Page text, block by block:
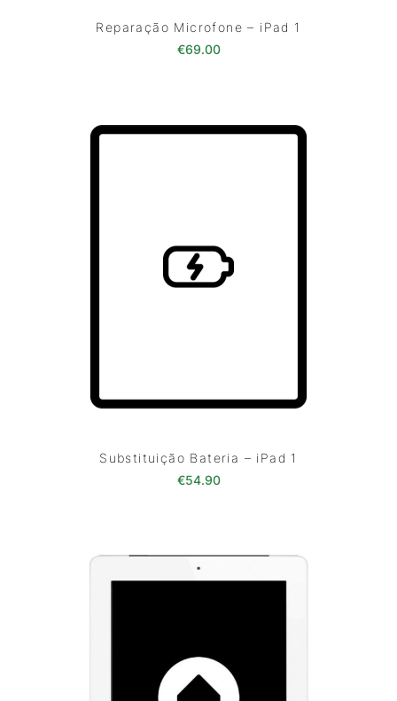
Reparação Microfone – iPad 1
€69.00
Substituição Bateria – iPad 1
€54.90